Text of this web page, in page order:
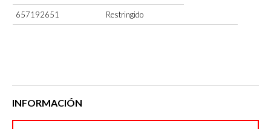
657192651 Restringido
INFORMACIÓN